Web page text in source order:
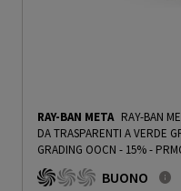
RAY-BAN META RAY-BAN
DA TRASPARENTI A VERDE
GRADING OOCN - 15%-
BUONO